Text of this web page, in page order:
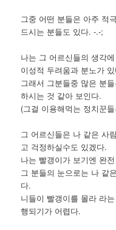
그중 어떤 분들은 아주 적
드시는 분들도 있다. -.-;
나는 그 어르신들의 생각
이성적 두려움과 분노가
그래서 그분들중 많은 분
하시는 것 같아 보인다.
(그걸 이용해먹는 정치꾼
그 어르신들은 나 같은 사
고 걱정하실수도 있겠다.
나는 빨갱이가 보기엔 완
그 분들의 눈으로는 나 같
다.
니들이 빨갱이를 몰라 라
행되기가 어렵다.